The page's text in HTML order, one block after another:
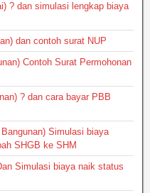
? dan simulasi lengkap biaya
dan contoh surat NUP
Contoh Surat Permohonan
? dan cara bayar PBB
Simulasi biaya
SHGB ke SHM
Simulasi biaya naik status